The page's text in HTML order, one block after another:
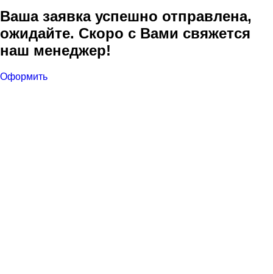
Ваша заявка успешно отправлена,
ожидайте. Скоро с Вами свяжется
наш менеджер!
Оформить